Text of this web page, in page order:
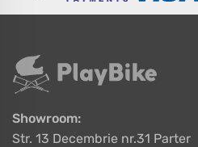
Showroom:
Str. 13 Decembrie nr.31 Parter